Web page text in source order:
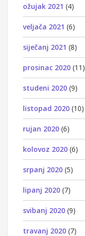
ožujak 2021 (4)
veljača 2021 (6)
siječanj 2021 (8)
prosinac 2020 (11)
studeni 2020 (9)
listopad 2020 (10)
rujan 2020 (6)
kolovoz 2020 (6)
srpanj 2020 (5)
lipanj 2020 (7)
svibanj 2020 (9)
travanj 2020 (7)